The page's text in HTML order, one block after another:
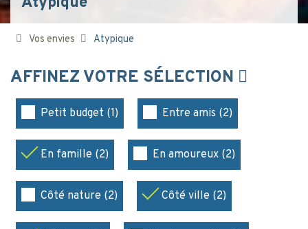
Vos envies Atypique
AFFINEZ VOTRE SÉLECTION
Petit budget (1) Entre amis (2)
En famille (2) En amoureux (2)
Côté nature (2) Côté ville (2)